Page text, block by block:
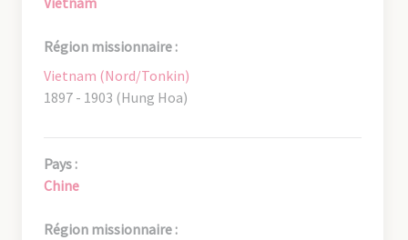
Région missionnaire :
Vietnam (Nord/Tonkin)
1897 - 1903 (Hung Hoa)
Pays :
Chine
Région missionnaire :